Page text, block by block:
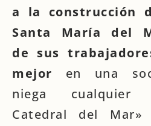
a la construcción
Santa María del
de sus
mejor en una
niega cualquier
Catedral del